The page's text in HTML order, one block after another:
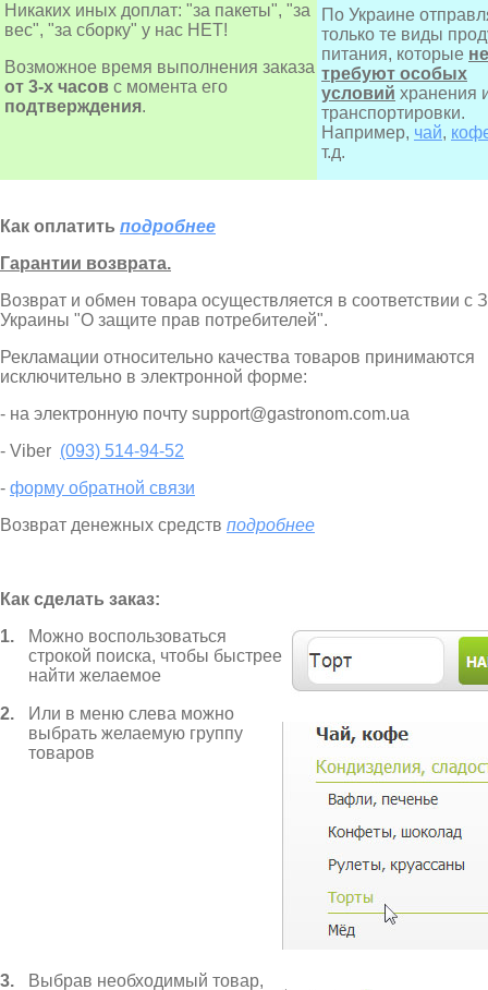
Никаких иных доплат: "за пакеты", "за
вес", "за сборку" у нас НЕТ!
Возможное время выполнения заказа
от 3-х часов с момента его
подтверждения.
По Украине
только те виды
питания, которые не
требуют особых
условий хранения
транспортировки.
Например, чай,
т.д.
Как оплатить подробнее
Гарантии возврата.
Возврат и обмен товара осуществляется в соответствии с
Украины "О защите прав потребителей".
Рекламации относительно качества товаров принимаются
исключительно в электронной форме:
- на электронную почту support@gastronom.com.ua
- Viber (093) 514-94-52
- форму обратной связи
Возврат денежных средств подробнее
Как сделать заказ:
1.
Можно воспользоваться
строкой поиска, чтобы быстрее
найти желаемое
2.
Или в меню слева можно
выбрать желаемую группу
товаров
3.
Выбрав необходимый товар,